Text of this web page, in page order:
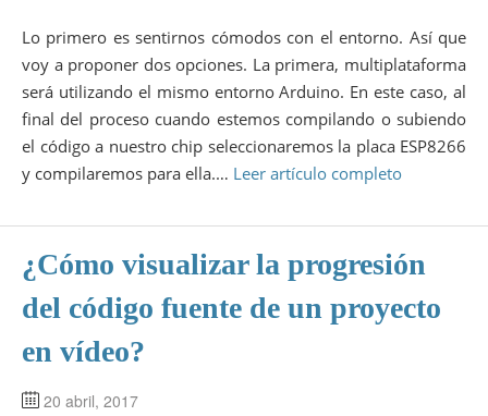
Lo primero es sentirnos cómodos con el entorno. Así que
voy a proponer dos opciones. La primera, multiplataforma
será utilizando el mismo entorno Arduino. En este caso, al
final del proceso cuando estemos compilando o subiendo
el código a nuestro chip seleccionaremos la placa ESP8266
y compilaremos para ella.… Leer artículo completo
¿Cómo visualizar la progresión
del código fuente de un proyecto
en vídeo?
20 abril, 2017